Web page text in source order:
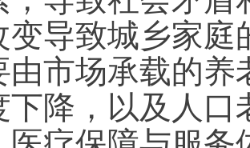
变导致城乡家
由市场承载的
下降，以及人